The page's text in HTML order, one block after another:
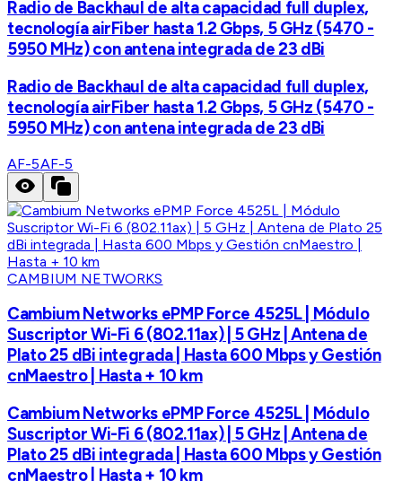
Radio de Backhaul de alta capacidad full duplex,
tecnología airFiber hasta 1.2 Gbps, 5 GHz (5470 -
5950 MHz) con antena integrada de 23 dBi
Radio de Backhaul de alta capacidad full duplex,
tecnología airFiber hasta 1.2 Gbps, 5 GHz (5470 -
5950 MHz) con antena integrada de 23 dBi
AF-5AF-5
CAMBIUM NETWORKS
Cambium Networks ePMP Force 4525L | Módulo
Suscriptor Wi-Fi 6 (802.11ax) | 5 GHz | Antena de
Plato 25 dBi integrada | Hasta 600 Mbps y Gestión
cnMaestro | Hasta + 10 km
Cambium Networks ePMP Force 4525L | Módulo
Suscriptor Wi-Fi 6 (802.11ax) | 5 GHz | Antena de
Plato 25 dBi integrada | Hasta 600 Mbps y Gestión
cnMaestro | Hasta + 10 km